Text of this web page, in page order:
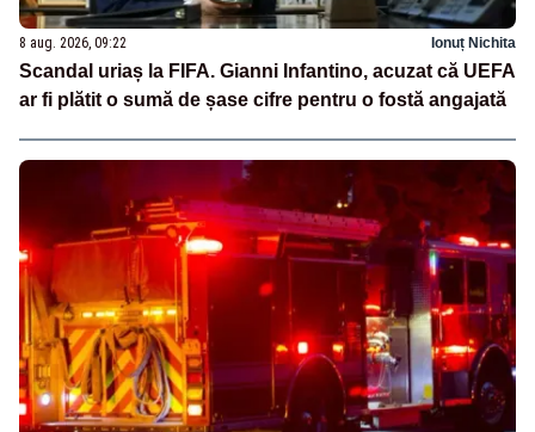
8 aug. 2026, 09:22 Ionuț Nichita
Scandal uriaș la FIFA. Gianni Infantino, acuzat că UEFA
ar fi plătit o sumă de șase cifre pentru o fostă angajată